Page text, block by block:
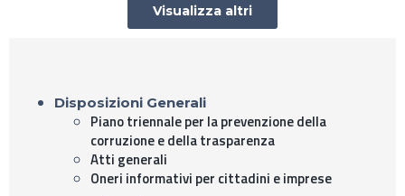
Visualizza altri
Disposizioni Generali
Piano triennale per la prevenzione della
corruzione e della trasparenza
Atti generali
Oneri informativi per cittadini e imprese